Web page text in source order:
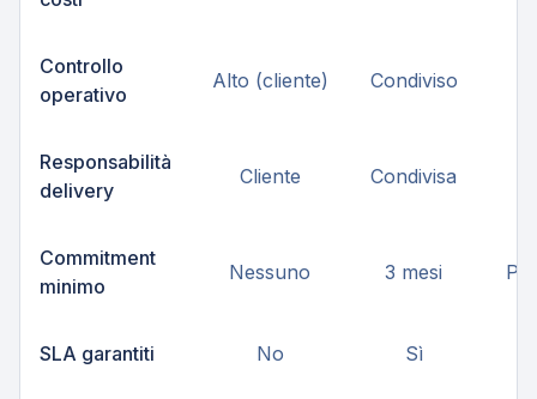
Controllo
operativo
Alto (cliente) Condiviso
Responsabilità
delivery
Cliente Condivisa
Commitment
minimo
Nessuno 3 mesi
SLA garantiti No Sì